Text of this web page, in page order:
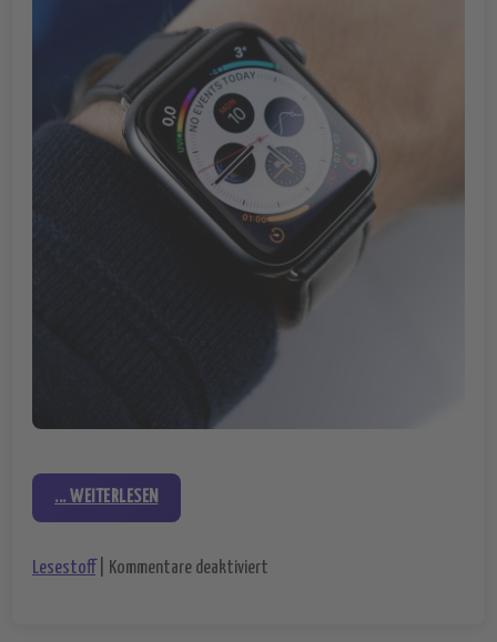
... WEITERLESEN
Lesestoff Kommentare deaktiviert